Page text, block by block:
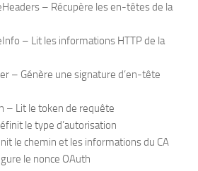
– Récupère les en-têtes de la
– Lit les informations HTTP de la
– Génère une signature d’en-tête
– Lit le token de requête
le type d’autorisation
le chemin et les informations du CA
le nonce OAuth